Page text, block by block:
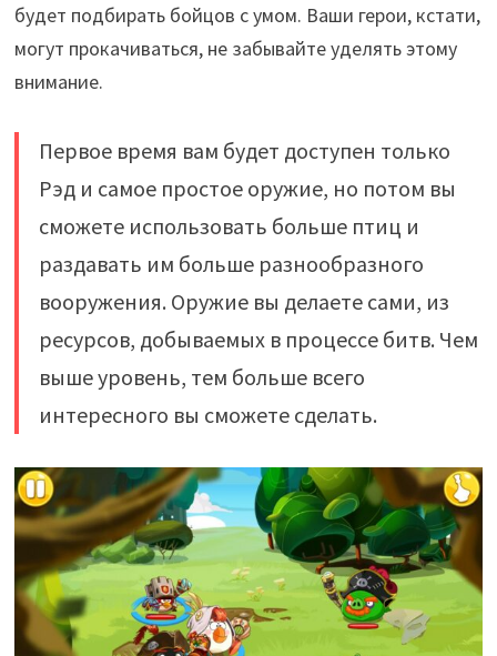
будет подбирать бойцов с умом. Ваши герои, кстати,
могут прокачиваться, не забывайте уделять этому
внимание.
Первое время вам будет доступен только
Рэд и самое простое оружие, но потом вы
сможете использовать больше птиц и
раздавать им больше разнообразного
вооружения. Оружие вы делаете сами, из
ресурсов, добываемых в процессе битв. Чем
выше уровень, тем больше всего
интересного вы сможете сделать.